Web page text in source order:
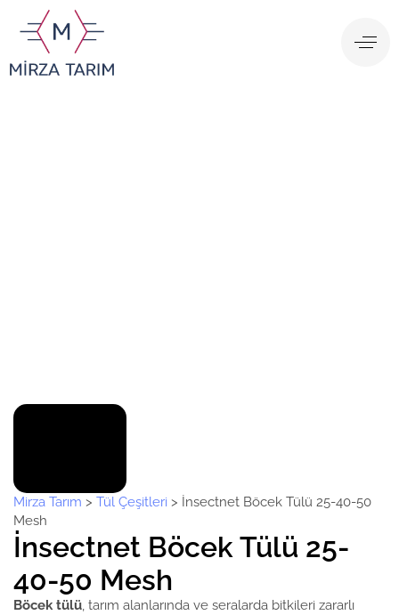
Mirza Tarım > Tül Çeşitleri > İnsectnet Böcek Tülü 25-40-50
Mesh
İnsectnet Böcek Tülü 25-
40-50 Mesh
Böcek tülü, tarım alanlarında ve seralarda bitkileri zararlı